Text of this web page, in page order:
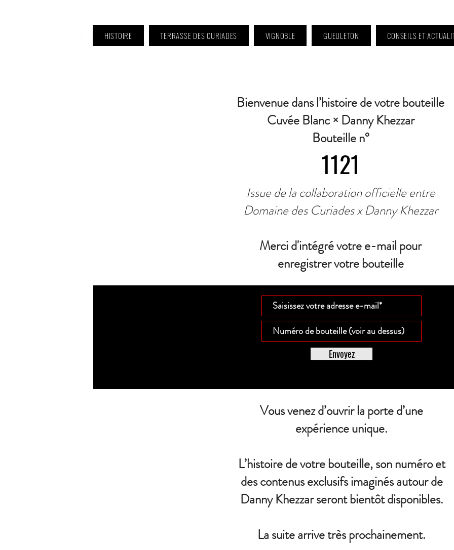
HISTOIRE TERRASSE DES CURIADES VIGNOBLE GUEULETON CONSEILS ET
Bienvenue dans l’histoire de votre bouteille
Cuvée Blanc × Danny Khezzar
Bouteille n°
1121
Issue de la collaboration officielle entre
Domaine des Curiades x Danny Khezzar
Merci d'intégré votre e-mail pour
enregistrer votre bouteille
Envoyez
Vous venez d’ouvrir la porte d’une
expérience unique.
L’histoire de votre bouteille, son numéro et
des contenus exclusifs imaginés autour de
Danny Khezzar seront bientôt disponibles.
La suite arrive très prochainement.